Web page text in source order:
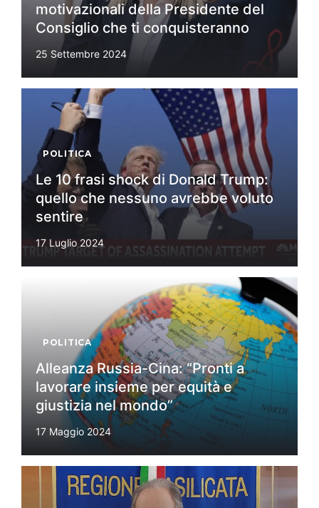
motivazionali della Presidente del
Consiglio che ti conquisteranno
25 Settembre 2024
POLITICA
Le 10 frasi shock di Donald Trump:
quello che nessuno avrebbe voluto
sentire
17 Luglio 2024
POLITICA
Alleanza Russia-Cina: “Pronti a
lavorare insieme per equità e
giustizia nel mondo”
17 Maggio 2024